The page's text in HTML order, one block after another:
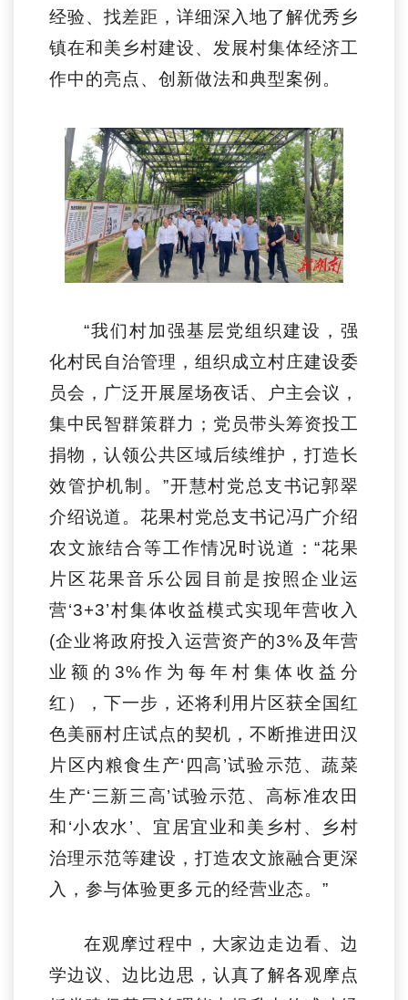
经验、找差距， 详细深入地了解优秀 乡
镇在和美乡村建设、发展村集体经济工
作中的亮点、创新做法和典型案例。
“我们村加强基层党组织建设，强
化村民自治管理， 组织成立村庄建设委
员会，广泛开展屋场夜话、户主会议，
集中民智群策群力；党员带头筹资投工
捐物，认领公共区域后续维护，打造长
效管护机制。 ”开慧村党总支书记郭翠
介绍说道。 花果村党总支书记冯广介绍
农文旅结合等工作情况时说道：“花果
片区花果音乐公园目前是按照企业运
营‘3+3’村集体收益模式实现年营收入
(企业将政府投入运营资产的3%及年营
业额的3%作为每年村集体收益分
红），下一步，还将利用片区获全国红
色美丽村庄试点的契机，不断推进田汉
片区内粮食生产‘四高’试验示范、蔬菜
生产‘三新三高’试验示范、高标准农田
和‘小农水’、宜居宜业和美乡村、乡村
治理示范等建设，打造农文旅融合更深
入，参与体验更多元的经营业态。”
在观摩过程中，大家边走边看、边
学边议、边比边思，认真了解各观摩点